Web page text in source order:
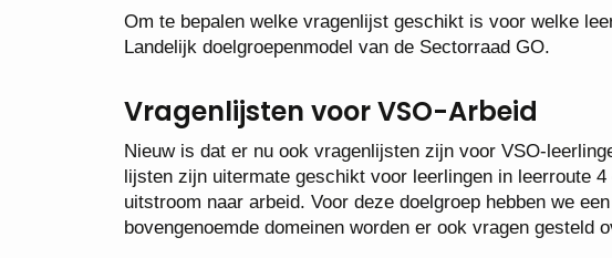
Om te bepalen welke vragenlijst geschikt is voor welke
Landelijk doelgroepenmodel van de Sectorraad GO.
Vragenlijsten voor VSO-Arbeid
Nieuw is dat er nu ook vragenlijsten zijn voor VSO-
lijsten zijn uitermate geschikt voor leerlingen in leerroute
uitstroom naar arbeid. Voor deze doelgroep hebben we
bovengenoemde domeinen worden er ook vragen gesteld